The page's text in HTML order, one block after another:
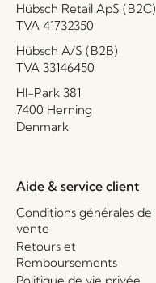
Hübsch Retail ApS (B2C)
TVA 41732350
Hübsch A/S (B2B)
TVA 33146450
HI-Park 381
7400 Herning
Denmark
Aide & service client
Conditions générales de
vente
Retours et
Remboursements